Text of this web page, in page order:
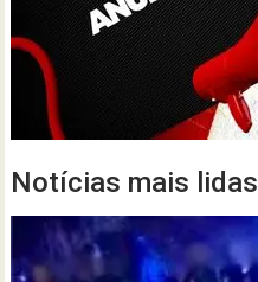
Notícias mais lidas